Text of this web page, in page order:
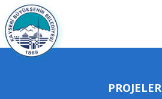
PROJELER